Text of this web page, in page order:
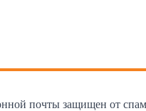
почты защищен от